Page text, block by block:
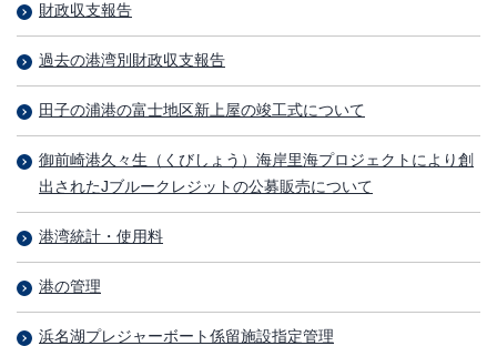
財政収支報告
過去の港湾別財政収支報告
田子の浦港の富士地区新上屋の竣工式について
御前崎港久々生（くびしょう）海岸里海プロジェクトにより創
出されたJブルークレジットの公募販売について
港湾統計・使用料
港の管理
浜名湖プレジャーボート係留施設指定管理